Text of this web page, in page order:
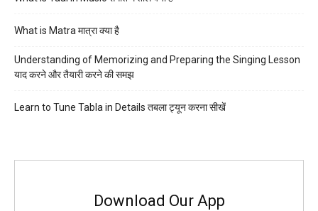
What is Matra मात्रा क्या है
Understanding of Memorizing and Preparing the Singing Lesson
याद करने और तैयारी करने की समझ
Learn to Tune Tabla in Details तबला ट्यून करना सीखें
Download Our App